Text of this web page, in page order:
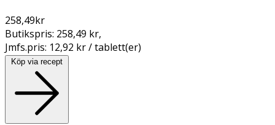
258,49kr
Butikspris: 258,49 kr,
Jmfs.pris: 12,92 kr / tablett(er)
Köp via recept